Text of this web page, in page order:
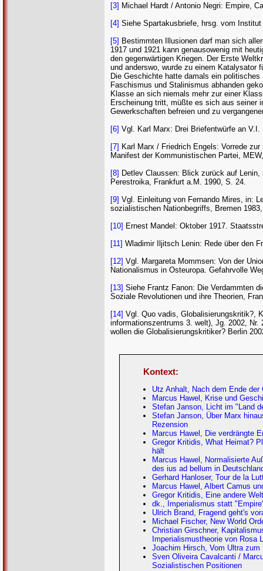
[3] Michael Hardt / Antonio Negri: Empire,
[4] Siehe Spartakusbriefe, hrsg. vom
[5] Bestimmten Illusionen darf man sich
1917 und 1921 kann genausowenig mit
den gegenwärtigen Kriegen. Der Erste
und anderswo, wurde zu einem Katalysator
Die Geschichte hatte damals ein
Faschismus und Stalinismus abhanden
Klasse an sich niemals mehr zur einer
Erscheinung tritt, müßte es sich aus seiner
Gewerkschaften befreien und zu
[6] Vgl. Karl Marx: Drei Briefentwürfe an
[7] Karl Marx / Friedrich Engels: Vorrede
Manifest der Kommunistischen Partei,
[8] Detlev Claussen: Blick zurück auf
Perestroika, Frankfurt a.M. 1990, S. 24.
[9] Vgl. Einleitung von Fernando Mires, in:
sozialistischen Nationbegriffs, Bremen
[10] Ernest Mandel: Oktober 1917.
[11] Wladimir Iljitsch Lenin: Rede über den
[12] Vgl. Margareta Mommsen: Von der
Nationalismus in Osteuropa. Gefahrvolle
[13] Siehe Frantz Fanon: Die Verdammten
Soziale Revolutionen und ihre Theorien,
[14] Vgl. Quo vadis, Globalisierungskritik?,
informationszentrums 3. welt), Jg. 2002,
wollen die Globalisierungskritiker? Berlin
Kontext:
Utz Anhalt, Nach dem Ende
Marcus Hawel, Krise und
Stefan Janson, Licht im "Land
Stefan Janson, Über Marx
Rezension
Marcus Hawel, Die verdrängte
Gregor Kritidis, What Heimat?
hält
Marcus Hawel, Normalisierte
des ius ad bellum in
Gerhard Hanloser, Tour de la
Marcus Hawel, Albert Camus
Gregor Kritidis, Eine andere
dk., Imperialismus statt
Ulrich Brand, Fragend geht's
Michael Fischer, New World
Christian Girschner,
Imperialismustheorie von Rosa
Joachim Hirsch, Vom Ultra
Sven Oliveira Cavalcanti /
Sozialistischen Positionen